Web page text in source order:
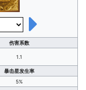
伤害系数
1.1
暴击星发生率
5%